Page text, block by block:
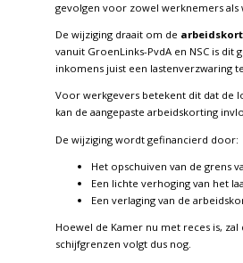
gevolgen voor zowel werknemers als
De wijziging draait om de
vanuit GroenLinks-PvdA en NSC is
inkomens juist een lastenverzwaring
Voor werkgevers betekent dit dat de
kan de aangepaste arbeidskorting
De wijziging wordt gefinancierd door:
Het opschuiven van de grens
Een lichte verhoging van het
Een verlaging van de
Hoewel de Kamer nu met reces is,
schijfgrenzen volgt dus nog.